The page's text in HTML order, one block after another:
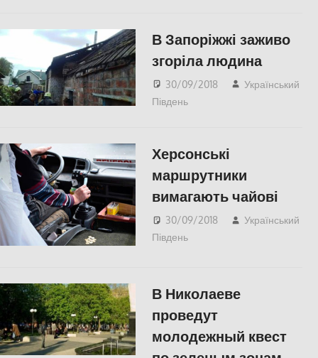
В Запоріжжі заживо
згоріла людина
30/09/2018
Український
Південь
Херсонські
маршрутники
вимагають чайові
30/09/2018
Український
Південь
В Николаеве
проведут
молодежный квест